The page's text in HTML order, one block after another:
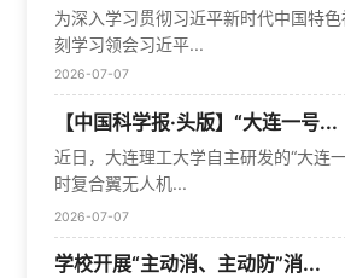
为深入学习贯彻习近平新时代中国特
刻学习领会习近平...
2026-07-07
【中国科学报·头版】“大连一号...
近日，大连理工大学自主研发的“大连
时复合翼无人机...
2026-07-07
学校开展“主动消、主动防”消...